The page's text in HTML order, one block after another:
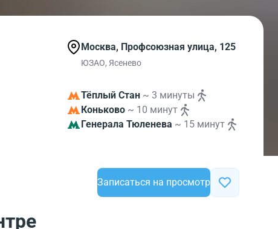
Москва, Профсоюзная улица, 125
ЮЗАО, Ясенево
Тёплый Стан ~ 3 минуты
Коньково ~ 10 минут
Генерала Тюленева ~ 15 минут
Записаться на просмотр